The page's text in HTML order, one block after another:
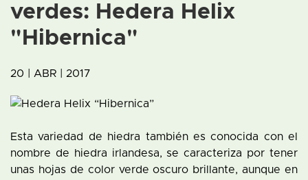
verdes: Hedera Helix
"Hibernica"
20 | ABR | 2017
Esta variedad de hiedra también es conocida con el
nombre de hiedra irlandesa, se caracteriza por tener
unas hojas de color verde oscuro brillante, aunque en